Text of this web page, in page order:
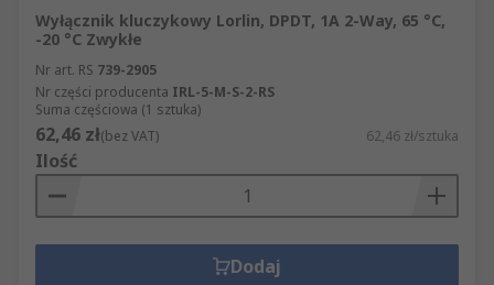
Wyłącznik kluczykowy Lorlin, DPDT, 1A 2-Way, 65 °C,
-20 °C Zwykłe
Nr art. RS 739-2905
Nr części producenta IRL-5-M-S-2-RS
Suma częściowa (1 sztuka)
62,46 zł(bez VAT) 62,46 zł/sztuka
Ilość
Dodaj